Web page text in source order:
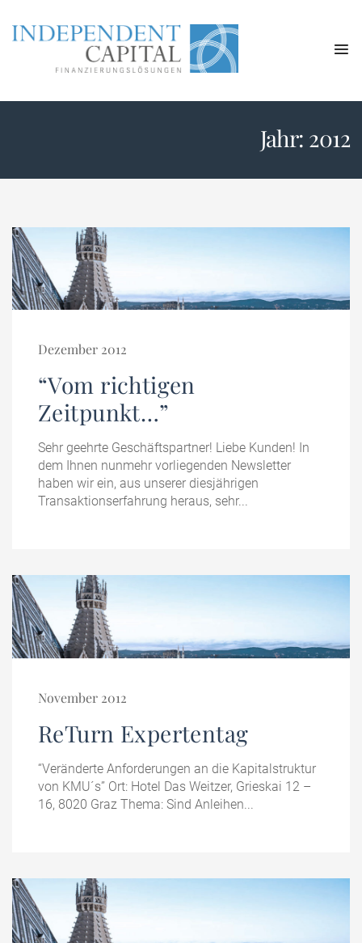
Jahr: 2012
Dezember 2012
“Vom richtigen
Zeitpunkt…”
Sehr geehrte Geschäftspartner! Liebe Kunden! In
dem Ihnen nunmehr vorliegenden Newsletter
haben wir ein, aus unserer diesjährigen
Transaktionserfahrung heraus, sehr...
November 2012
ReTurn Expertentag
“Veränderte Anforderungen an die Kapitalstruktur
von KMU´s” Ort: Hotel Das Weitzer, Grieskai 12 –
16, 8020 Graz Thema: Sind Anleihen...